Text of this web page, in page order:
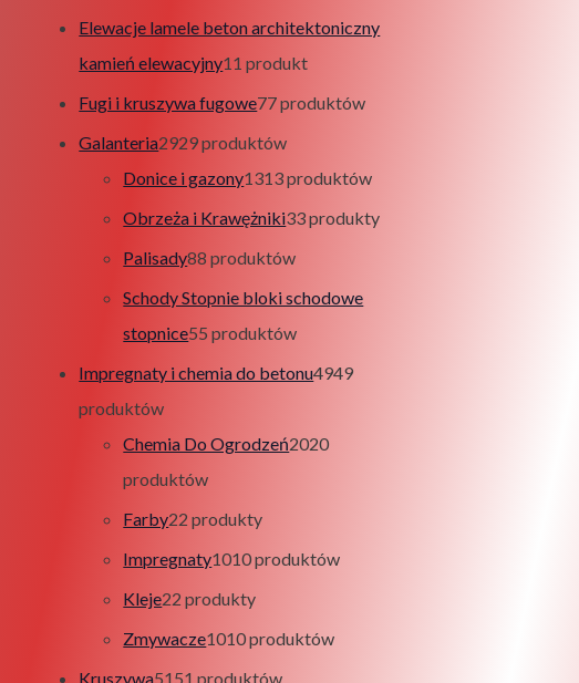
Elewacje lamele beton architektoniczny
kamień elewacyjny11 produkt
Fugi i kruszywa fugowe77 produktów
Galanteria2929 produktów
Donice i gazony1313 produktów
Obrzeża i Krawężniki33 produkty
Palisady88 produktów
Schody Stopnie bloki schodowe
stopnice55 produktów
Impregnaty i chemia do betonu4949
produktów
Chemia Do Ogrodzeń2020
produktów
Farby22 produkty
Impregnaty1010 produktów
Kleje22 produkty
Zmywacze1010 produktów
Kruszywa5151 produktów